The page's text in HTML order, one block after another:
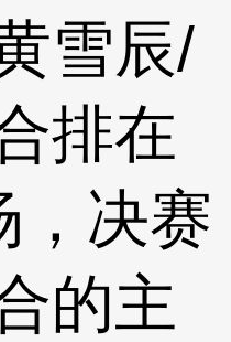
雪辰/
排在
，决赛
的主